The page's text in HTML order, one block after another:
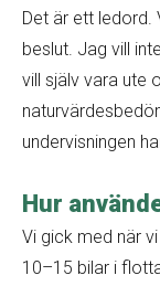
Det är ett ledord.
beslut. Jag vill
vill själv vara ute
undervisningen
Hur
Vi gick med när
10–15 bilar i